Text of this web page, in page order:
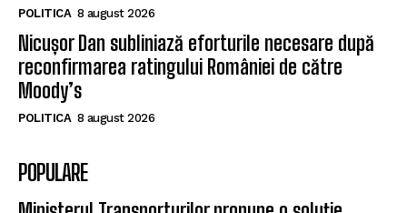
POLITICA 8 august 2026
Nicușor Dan subliniază eforturile necesare după
reconfirmarea ratingului României de către
Moody’s
POLITICA 8 august 2026
POPULARE